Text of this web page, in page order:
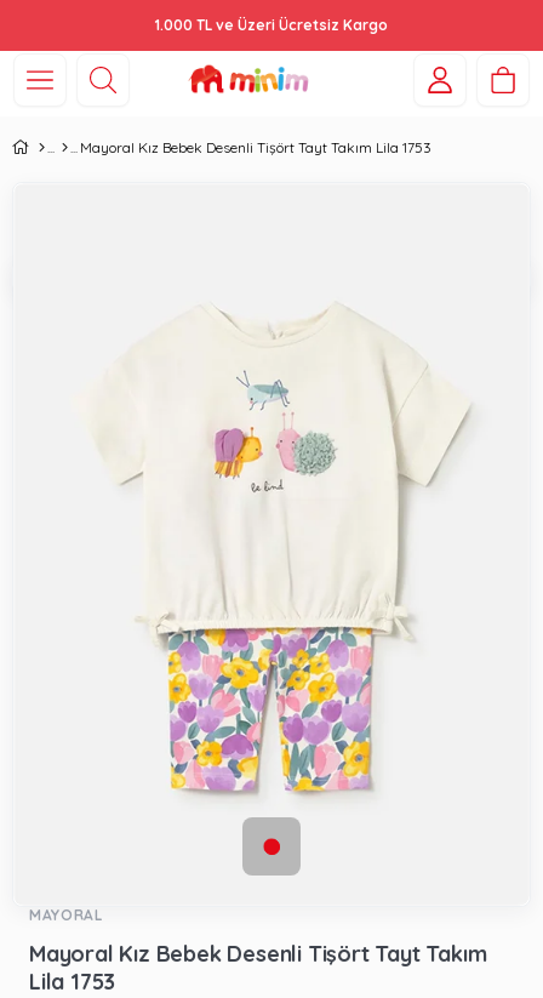
1.000 TL ve Üzeri Ücretsiz Kargo
Mayoral Kız Bebek Desenli Tişört Tayt Takım Lila 1753
MAYORAL
Mayoral Kız Bebek Desenli Tişört Tayt Takım
Lila 1753